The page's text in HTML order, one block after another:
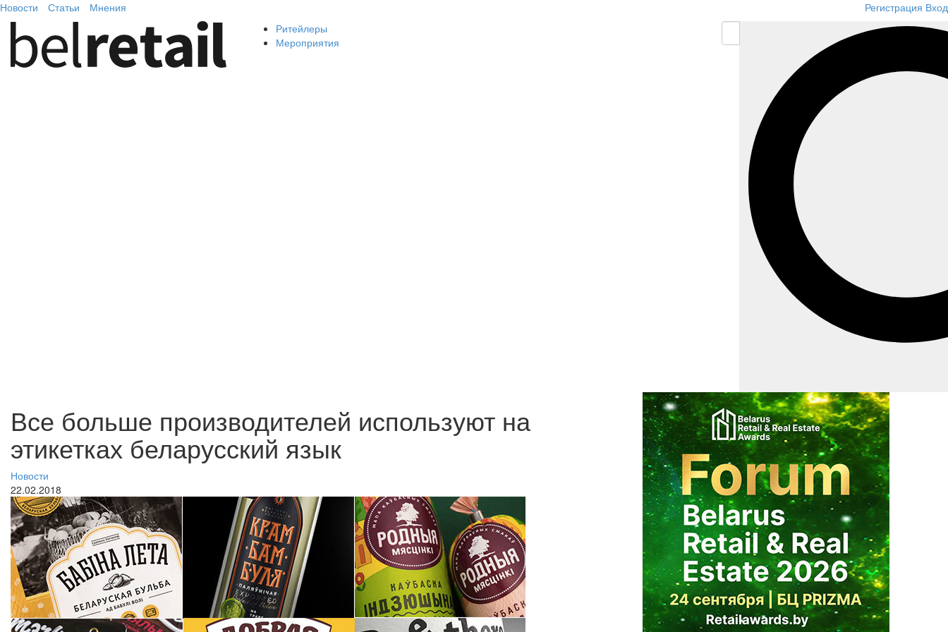
Новости Статьи Мнения Регистрация Вход
Ритейлеры
Мероприятия
Все больше производителей используют на
этикетках беларусский язык
Новости
22.02.2018